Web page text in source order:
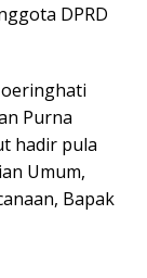
DPRD
Purna
hadir pula
Umum,
Bapak